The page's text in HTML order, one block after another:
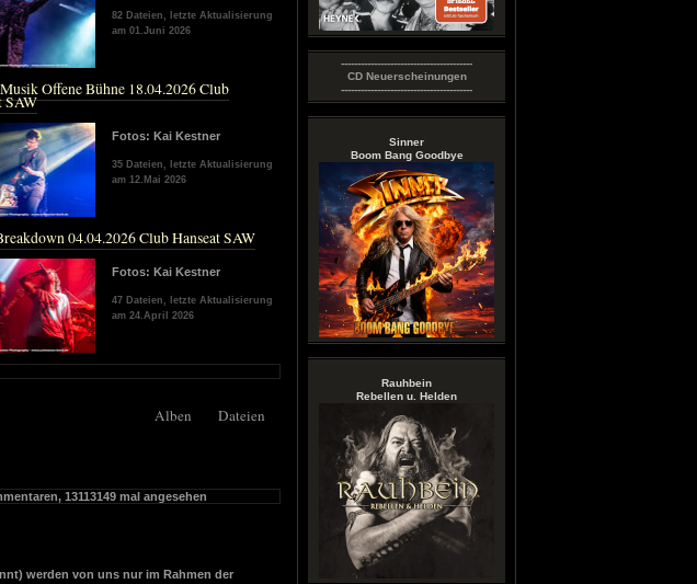
----------------------------------------
CD Neuerscheinungen
----------------------------------------
Sinner
Boom Bang Goodbye
Rauhbein
Rebellen u. Helden
82 Dateien, letzte Aktualisierung
am 01.Juni 2026
Offene Bühne 18.04.2026 Club
SAW
Fotos: Kai Kestner
35 Dateien, letzte Aktualisierung
am 12.Mai 2026
04.04.2026 Club Hanseat SAW
Fotos: Kai Kestner
47 Dateien, letzte Aktualisierung
am 24.April 2026
Alben Dateien
13113149 mal angesehen
werden von uns nur im Rahmen der